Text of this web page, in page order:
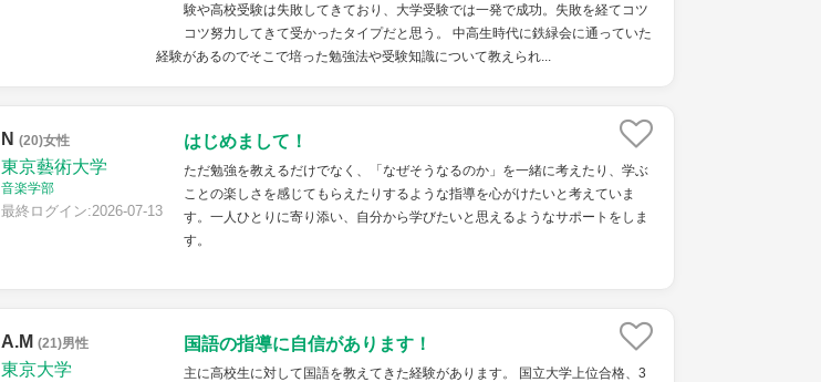
験や高校受験は失敗してきており、大学受験では一発で成功。失敗を経てコツ
コツ努力してきて受かったタイプだと思う。 中高生時代に鉄緑会に通っていた
経験があるのでそこで培った勉強法や受験知識について教えられ...
N (20)女性
東京藝術大学
音楽学部
最終ログイン:2026-07-13
はじめまして！
ただ勉強を教えるだけでなく、「なぜそうなるのか」を一緒に考えたり、学ぶ
ことの楽しさを感じてもらえたりするような指導を心がけたいと考えていま
す。一人ひとりに寄り添い、自分から学びたいと思えるようなサポートをしま
す。
A.M (21)男性
東京大学
国語の指導に自信があります！
主に高校生に対して国語を教えてきた経験があります。 国立大学上位合格、3